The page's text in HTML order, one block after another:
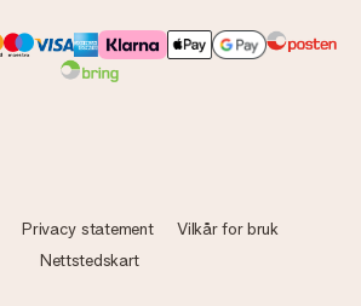
Privacy statement
Vilkår for bruk
Nettstedskart